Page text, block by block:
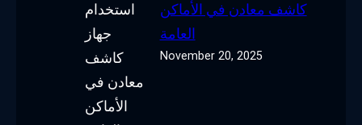
كاشف معادن في الأماكن
العامة
November 20, 2025